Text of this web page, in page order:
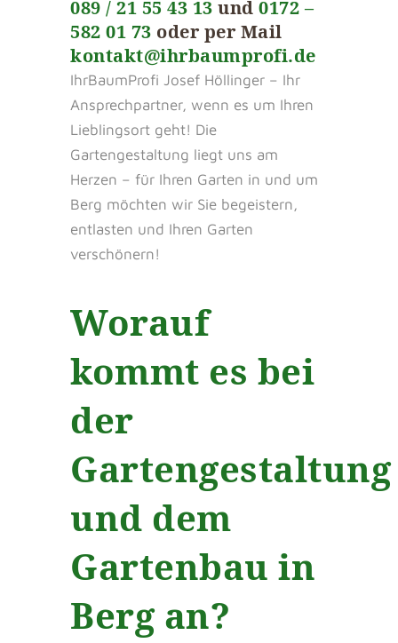
089 / 21 55 43 13 und 0172 –
582 01 73 oder per Mail
kontakt@ihrbaumprofi.de
IhrBaumProfi Josef Höllinger – Ihr
Ansprechpartner, wenn es um Ihren
Lieblingsort geht! Die
Gartengestaltung liegt uns am
Herzen – für Ihren Garten in und um
Berg möchten wir Sie begeistern,
entlasten und Ihren Garten
verschönern!
Worauf
kommt es bei
der
Gartengestaltung
und dem
Gartenbau in
Berg an?